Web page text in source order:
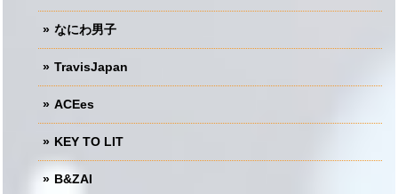
なにわ男子
TravisJapan
ACEes
KEY TO LIT
B&ZAI